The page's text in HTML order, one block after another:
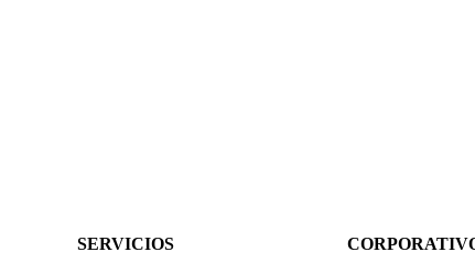
SERVICIOS